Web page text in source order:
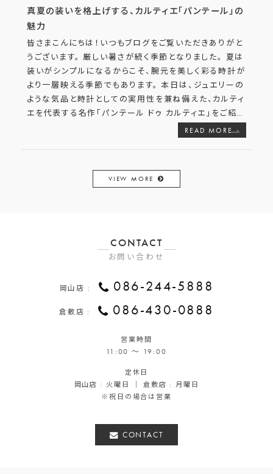
真夏の装いを格上げする、カルティエ「パンテール」の
魅力
皆さまこんにちは！いつもブログをご覧いただきありがと
うございます。 厳しい暑さが続く季節となりました。 夏は
装いがシンプルになるからこそ、腕元を美しく彩る時計が
より一層映える季節でもあります。 本日は、ジュエリーの
ような気品と時計としての実用性を兼ね備えた、カルティ
エを代表する名作「パンテール ドゥ カルティエ」をご紹…
READ MORE
VIEW MORE
CONTACT
お問い合わせ
岡山店 : 086-244-5888
倉敷店 : 086-430-0888
営業時間
11:00 ～ 19:00
定休日
岡山店 : 火曜日 ｜ 倉敷店 : 月曜日
※祝日の場合は営業
CONTACT